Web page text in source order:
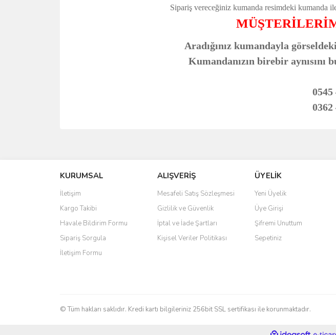
Sipariş vereceğiniz kumanda resimdeki kumanda ile
Aradığınız kumandayla
Kumandanızın birebir aynısını
0545
0362
Ürün resmi kalitesiz, bozuk veya görüntülenemiyor.
Ürün açıklamasında eksik bilgiler bulunuyor.
Ürün bilgilerinde hatalar bulunuyor.
Ürün fiyatı diğer sitelerden daha pahalı.
Bu ürüne benzer farklı alternatifler olmalı.
KURUMSAL
İletişim
Kargo Takibi
Havale Bildirim Formu
Sipariş Sorgula
İletişim Formu
ALIŞVERİŞ
Mesafeli Satış Sözleşmesi
Gizlilik ve Güvenlik
İptal ve İade Şartları
Kişisel Veriler Politikası
ÜYELİK
Yeni Üyelik
Üye Girişi
Şifremi Unuttum
Sepetiniz
© Tüm hakları saklıdır. Kredi kartı bilgileriniz 256bit SSL sertifikası ile korunmaktadır.